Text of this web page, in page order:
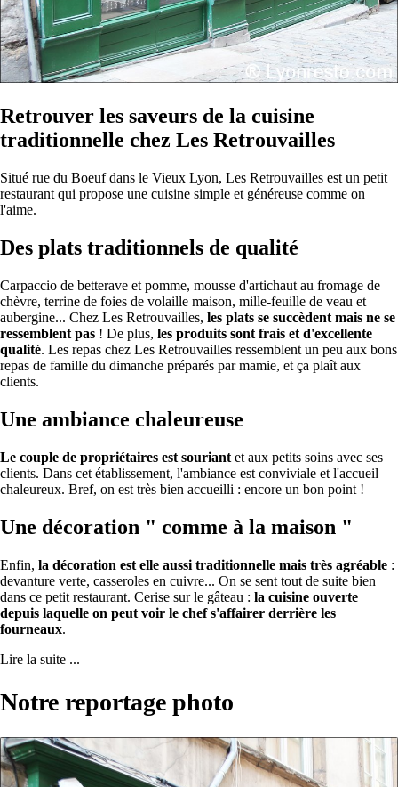
Retrouver les saveurs de la cuisine
traditionnelle chez Les Retrouvailles
Situé rue du Boeuf dans le Vieux Lyon, Les Retrouvailles est un petit
restaurant qui propose une cuisine simple et généreuse comme on
l'aime.
Des plats traditionnels de qualité
Carpaccio de betterave et pomme, mousse d'artichaut au fromage de
chèvre, terrine de foies de volaille maison, mille-feuille de veau et
aubergine... Chez Les Retrouvailles, les plats se succèdent mais ne se
ressemblent pas ! De plus, les produits sont frais et d'excellente
qualité. Les repas chez Les Retrouvailles ressemblent un peu aux bons
repas de famille du dimanche préparés par mamie, et ça plaît aux
clients.
Une ambiance chaleureuse
Le couple de propriétaires est souriant et aux petits soins avec ses
clients. Dans cet établissement, l'ambiance est conviviale et l'accueil
chaleureux. Bref, on est très bien accueilli : encore un bon point !
Une décoration " comme à la maison "
Enfin, la décoration est elle aussi traditionnelle mais très agréable :
devanture verte, casseroles en cuivre... On se sent tout de suite bien
dans ce petit restaurant. Cerise sur le gâteau : la cuisine ouverte
depuis laquelle on peut voir le chef s'affairer derrière les
fourneaux.
Lire la suite ...
Notre reportage photo